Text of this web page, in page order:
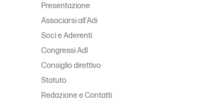
Presentazione
Associarsi all'Adi
Soci e Aderenti
Congressi AdI
Consiglio direttivo
Statuto
Redazione e Contatti